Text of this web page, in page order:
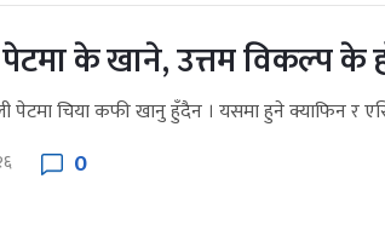
के खाने, उत्तम विकल्प के
पेटमा चिया कफी खानु हुँदैन । यसमा हुने क्याफिन र
0